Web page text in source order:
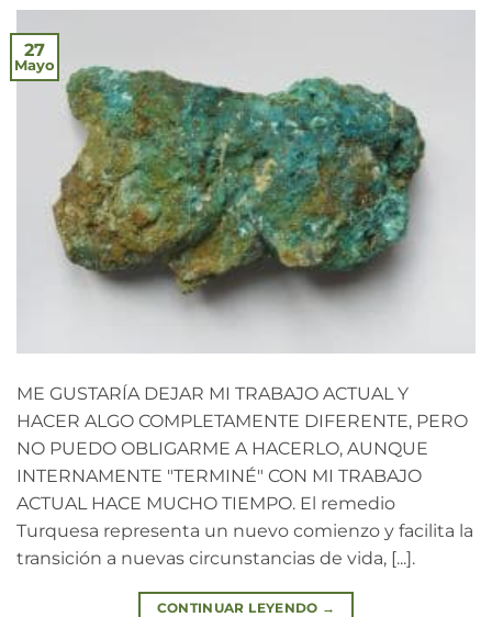
27
Mayo
ME GUSTARÍA DEJAR MI TRABAJO ACTUAL Y
HACER ALGO COMPLETAMENTE DIFERENTE, PERO
NO PUEDO OBLIGARME A HACERLO, AUNQUE
INTERNAMENTE "TERMINÉ" CON MI TRABAJO
ACTUAL HACE MUCHO TIEMPO. El remedio
Turquesa representa un nuevo comienzo y facilita la
transición a nuevas circunstancias de vida, [...].
CONTINUAR LEYENDO →